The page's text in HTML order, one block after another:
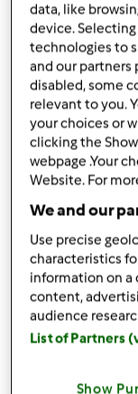
Team Bimby
Mar, 07/07/2020 -
Ciao Felice,
tu ti sia già rivolto
fini della
per riparare un
Un cordiale saluto
Team Bimby
data, like
device.
technologies to
and our partners
disabled, some
relevant to you.
your choices or
clicking the
webpage .Your
Website. For
We and our
Use precise
characteristics
information on a
content,
audience
List of Partners
Show